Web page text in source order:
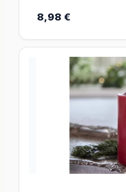
8,98 €